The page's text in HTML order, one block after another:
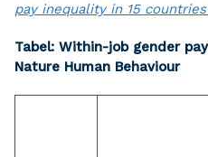
pay inequality in 15
Tabel: Within-job gender
Nature Human Behaviour